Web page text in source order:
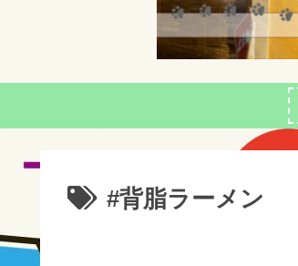
#背脂ラーメン